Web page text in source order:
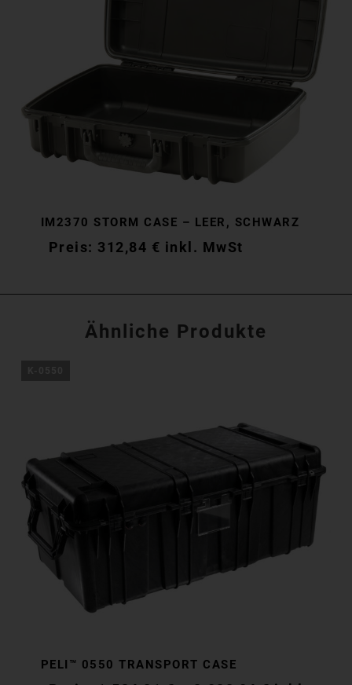
IM2370 STORM CASE – LEER, SCHWARZ
312,84 € inkl. MwSt
Ähnliche Produkte
PELI™ 0550 TRANSPORT CASE